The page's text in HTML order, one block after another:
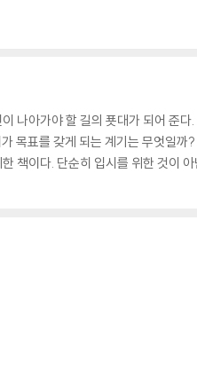
나아가야 할 길의 푯대가 되어 준
목표를 갖게 되는 계기는 무엇일까
책이다. 단순히 입시를 위한 것이